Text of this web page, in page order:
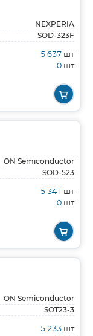
NEXPERIA
SOD-323F
5 637 шт
0 шт
ON Semiconductor
SOD-523
5 341 шт
0 шт
ON Semiconductor
SOT23-3
5 233 шт